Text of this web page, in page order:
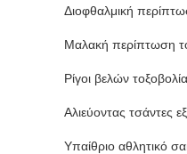
Διοφθαλμική
Μαλακή περίπτωση
Ρίγοι βελών
Αλιεύοντας τσάντες
Υπαίθριο αθλητικό